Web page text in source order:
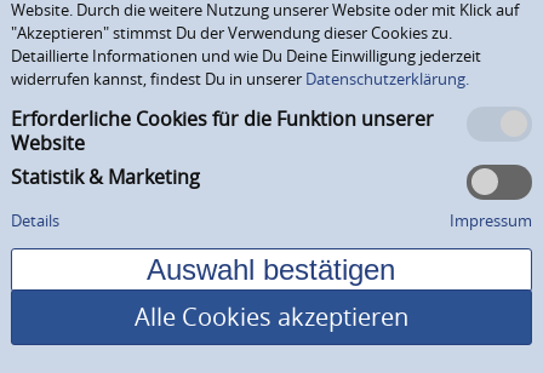
Website. Durch die weitere Nutzung unserer Website oder mit Klick auf
"Akzeptieren" stimmst Du der Verwendung dieser Cookies zu.
Detaillierte Informationen und wie Du Deine Einwilligung jederzeit
widerrufen kannst, findest Du in unserer Datenschutzerklärung.
Erforderliche Cookies für die Funktion unserer
Website
Statistik & Marketing
Details Impressum
Alle Cookies akzeptieren